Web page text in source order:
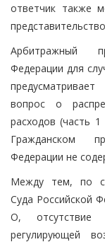
ответчик также
Арбитражный
Федерации для
вопрос о
расходов (часть
Гражданском
Федерации не
Между тем, по
Суда Российской
О, отсутствие
регулирующей